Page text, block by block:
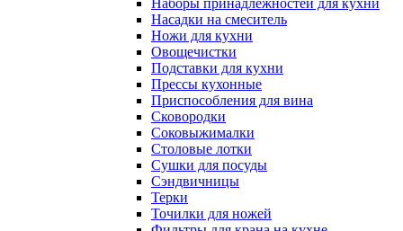
Наборы принадлежностей для кухни
Насадки на смеситель
Ножи для кухни
Овощечистки
Подставки для кухни
Прессы кухонные
Приспособления для вина
Сковородки
Соковыжималки
Столовые лотки
Сушки для посуды
Сэндвичницы
Терки
Точилки для ножей